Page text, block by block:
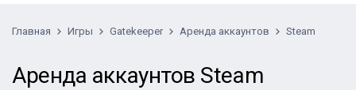
Главная Игры Gatekeeper Аренда аккаунтов Steam
Аренда аккаунтов Steam